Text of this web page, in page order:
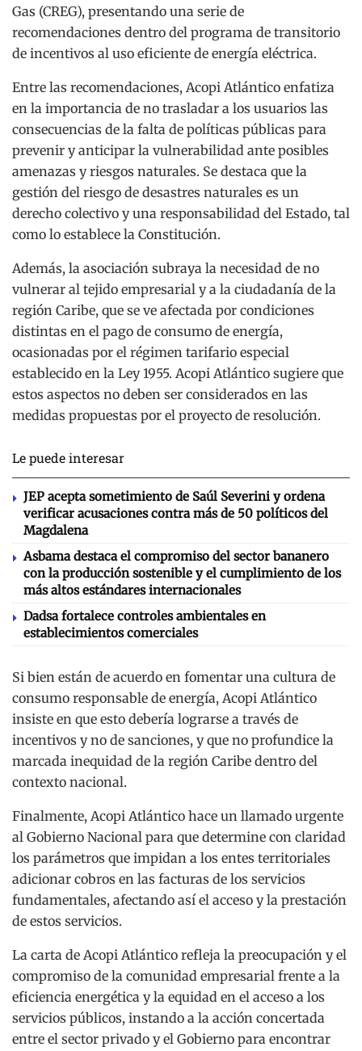
Gas (CREG), presentando una serie de
recomendaciones dentro del programa de transitorio
de incentivos al uso eficiente de energía eléctrica.
Entre las recomendaciones, Acopi Atlántico enfatiza
en la importancia de no trasladar a los usuarios las
consecuencias de la falta de políticas públicas para
prevenir y anticipar la vulnerabilidad ante posibles
amenazas y riesgos naturales. Se destaca que la
gestión del riesgo de desastres naturales es un
derecho colectivo y una responsabilidad del Estado, tal
como lo establece la Constitución.
Además, la asociación subraya la necesidad de no
vulnerar al tejido empresarial y a la ciudadanía de la
región Caribe, que se ve afectada por condiciones
distintas en el pago de consumo de energía,
ocasionadas por el régimen tarifario especial
establecido en la Ley 1955. Acopi Atlántico sugiere que
estos aspectos no deben ser considerados en las
medidas propuestas por el proyecto de resolución.
Le puede interesar
JEP acepta sometimiento de Saúl Severini y ordena
verificar acusaciones contra más de 50 políticos del
Magdalena
Asbama destaca el compromiso del sector bananero
con la producción sostenible y el cumplimiento de los
más altos estándares internacionales
Dadsa fortalece controles ambientales en
establecimientos comerciales
Si bien están de acuerdo en fomentar una cultura de
consumo responsable de energía, Acopi Atlántico
insiste en que esto debería lograrse a través de
incentivos y no de sanciones, y que no profundice la
marcada inequidad de la región Caribe dentro del
contexto nacional.
Finalmente, Acopi Atlántico hace un llamado urgente
al Gobierno Nacional para que determine con claridad
los parámetros que impidan a los entes territoriales
adicionar cobros en las facturas de los servicios
fundamentales, afectando así el acceso y la prestación
de estos servicios.
La carta de Acopi Atlántico refleja la preocupación y el
compromiso de la comunidad empresarial frente a la
eficiencia energética y la equidad en el acceso a los
servicios públicos, instando a la acción concertada
entre el sector privado y el Gobierno para encontrar